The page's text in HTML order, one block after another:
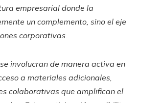
empresarial donde la
un complemento, sino el eje
corporativas.
involucran de manera activa en
a materiales adicionales,
colaborativas que amplifican el